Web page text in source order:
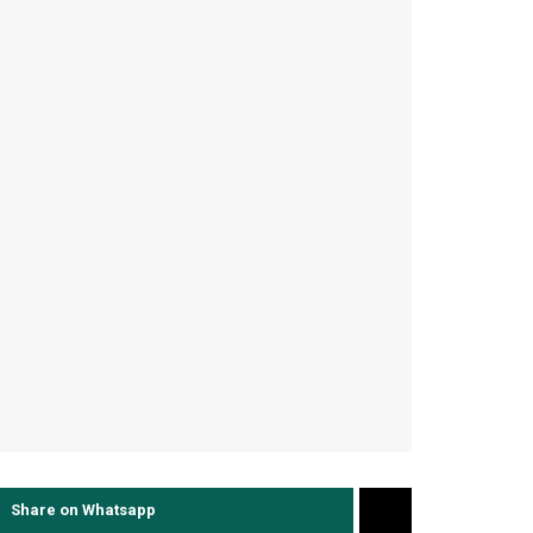
Share on Whatsapp